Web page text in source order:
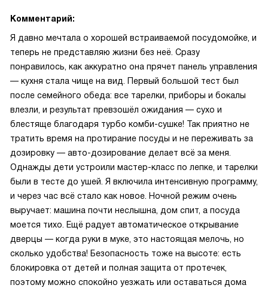
Комментарий:
Я давно мечтала о хорошей встраиваемой посудомойке, и
теперь не представляю жизни без неё. Сразу
понравилось, как аккуратно она прячет панель управления
— кухня стала чище на вид. Первый большой тест был
после семейного обеда: все тарелки, приборы и бокалы
влезли, и результат превзошёл ожидания — сухо и
блестяще благодаря турбо комби-сушке! Так приятно не
тратить время на протирание посуды и не переживать за
дозировку — авто-дозирование делает всё за меня.
Однажды дети устроили мастер-класс по лепке, и тарелки
были в тесте до ушей. Я включила интенсивную программу,
и через час всё стало как новое. Ночной режим очень
выручает: машина почти неслышна, дом спит, а посуда
моется тихо. Ещё радует автоматическое открывание
дверцы — когда руки в муке, это настоящая мелочь, но
сколько удобства! Безопасность тоже на высоте: есть
блокировка от детей и полная защита от протечек,
поэтому можно спокойно уезжать или оставаться дома